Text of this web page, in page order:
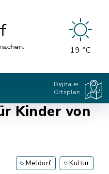
19 °C
Digitaler
Ortsplan
Kinder von
Meldorf Kultur